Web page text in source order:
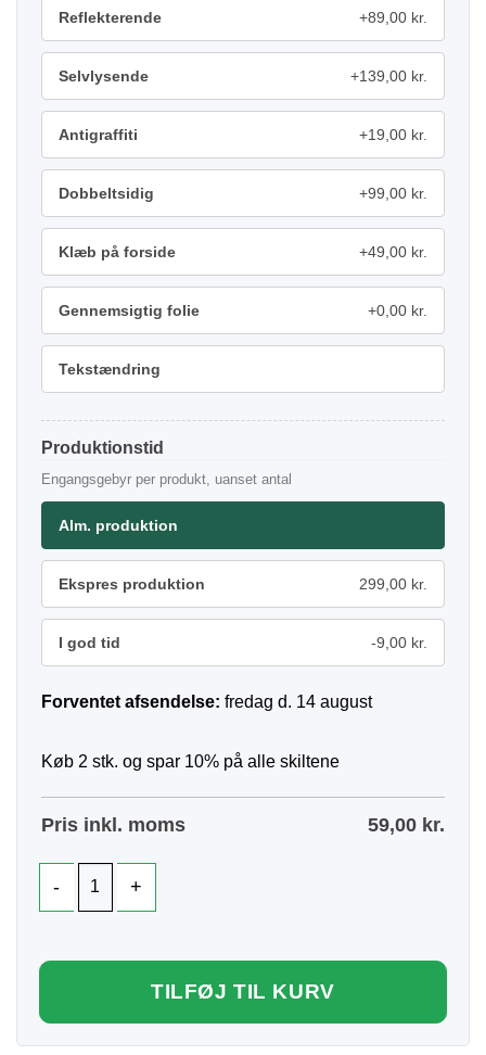
Reflekterende +89,00 kr.
Selvlysende +139,00 kr.
Antigraffiti +19,00 kr.
Dobbeltsidig +99,00 kr.
Klæb på forside +49,00 kr.
Gennemsigtig folie +0,00 kr.
Tekstændring
Produktionstid
Engangsgebyr per produkt, uanset antal
Alm. produktion
Ekspres produktion 299,00 kr.
I god tid -9,00 kr.
Forventet afsendelse: fredag d. 14 august
Køb 2 stk. og spar 10% på alle skiltene
Pris inkl. moms 59,00 kr.
TILFØJ TIL KURV